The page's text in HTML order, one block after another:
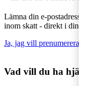
Lämna din e-postadress
inom skatt - direkt i din
Ja, jag vill prenumerera på
Vad vill du ha hjälp